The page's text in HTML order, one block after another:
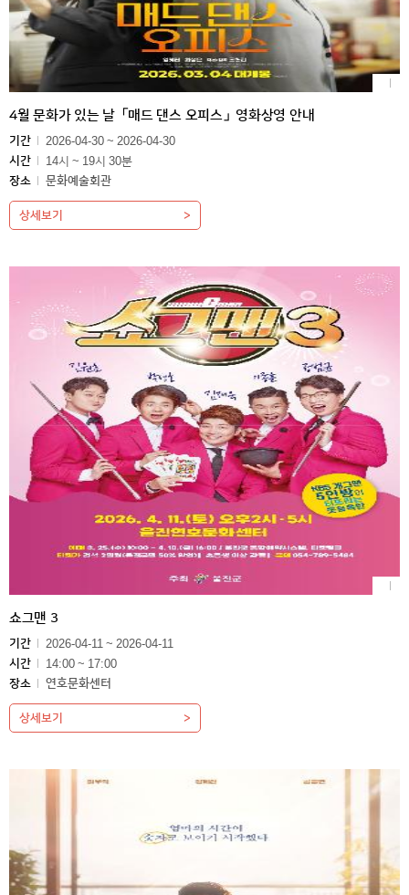
4월 문화가 있는 날「매드 댄스 오피스」영화상영 안내
기간
2026-04-30 ~ 2026-04-30
시간
14시 ~ 19시 30분
장소
문화예술회관
상세보기
쇼그맨 3
기간
2026-04-11 ~ 2026-04-11
시간
14:00 ~ 17:00
장소
연호문화센터
상세보기